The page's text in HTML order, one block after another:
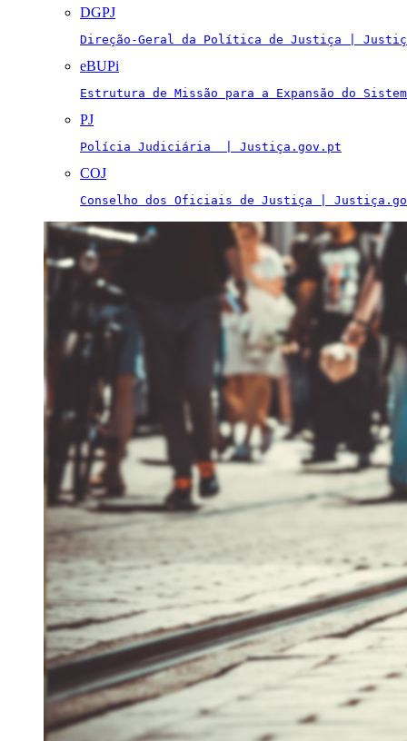
DGPJ
Direção-Geral da Política de Justiça |
eBUPi
Estrutura de Missão para a Expansão do
PJ
Polícia Judiciária  | Justiça.gov.pt
COJ
Conselho dos Oficiais de Justiça |